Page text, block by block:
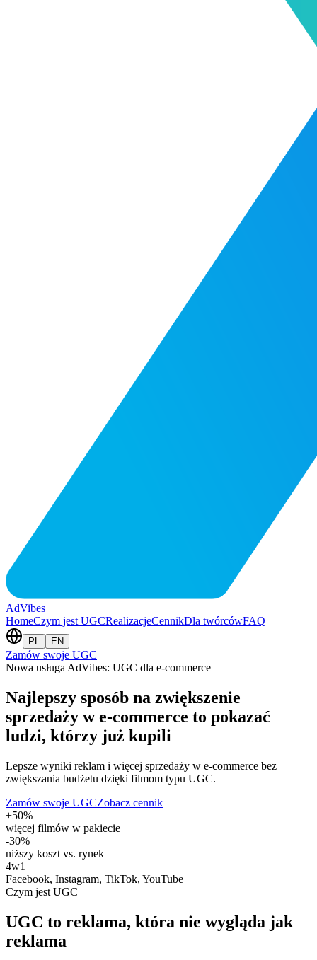
AdVibes
HomeCzym jest UGCRealizacjeCennikDla twórcówFAQ
PL EN
Zamów swoje UGC
Nowa usługa AdVibes: UGC dla e-commerce
Najlepszy sposób na zwiększenie
sprzedaży w e-commerce to pokazać
ludzi, którzy już kupili
Lepsze wyniki reklam i więcej sprzedaży w e-commerce bez
zwiększania budżetu dzięki filmom typu UGC.
Zamów swoje UGCZobacz cennik
+50%
więcej filmów w pakiecie
-30%
niższy koszt vs. rynek
4w1
Facebook, Instagram, TikTok, YouTube
Czym jest UGC
UGC to reklama, która nie wygląda jak
reklama